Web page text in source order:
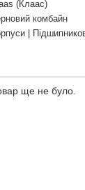
(Клаас)
комбайн
|
ще не було.